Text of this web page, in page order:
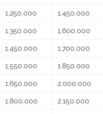
1.250.000 1.450.000
1.350.000 1.600.000
1.450.000 1.700.000
1.550.000 1.850.000
1.650.000 2.000.000
1.800.000 2.150.000